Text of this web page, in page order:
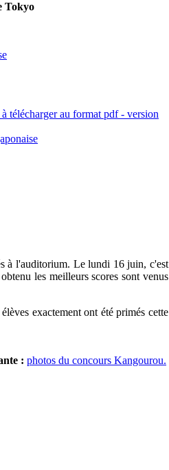
Tokyo
télécharger au format pdf - version
à l'auditorium. Le lundi 16 juin, c'est
les meilleurs scores sont venus
exactement ont été primés cette
: photos du concours Kangourou.